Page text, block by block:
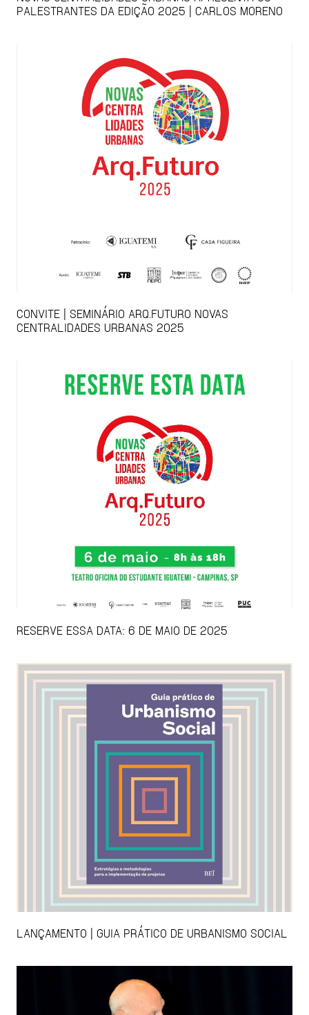
PALESTRANTES DA EDIÇÃO 2025 | CARLOS MORENO
CONVITE | SEMINÁRIO ARQ.FUTURO NOVAS
CENTRALIDADES URBANAS 2025
RESERVE ESSA DATA: 6 DE MAIO DE 2025
LANÇAMENTO | GUIA PRÁTICO DE URBANISMO SOCIAL